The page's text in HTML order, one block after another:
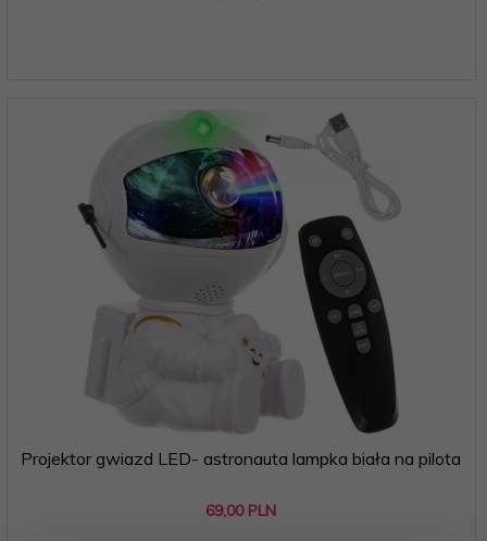
Projektor gwiazd LED- astronauta lampka biała na pilota
69,00 PLN